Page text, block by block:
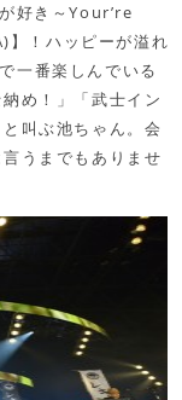
好き～Your’re
！ハッピーが溢れ
一番楽しんでいる
め！」「武士イン
叫ぶ池ちゃん。会
うまでもありませ